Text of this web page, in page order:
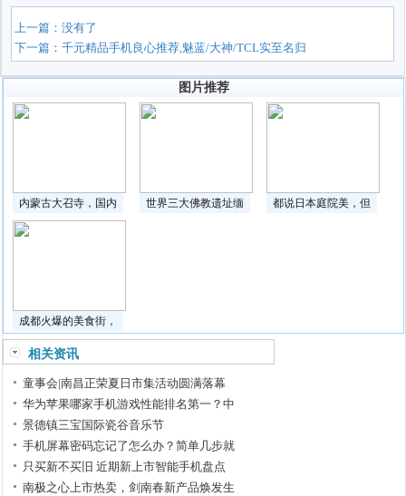
上一篇：没有了
下一篇：千元精品手机良心推荐,魅蓝/大神/TCL实至名归
图片推荐
内蒙古大召寺，国内 世界三大佛教遗址缅 都说日本庭院美，但
成都火爆的美食街，
相关资讯
童事会|南昌正荣夏日市集活动圆满落幕
华为苹果哪家手机游戏性能排名第一？中
景德镇三宝国际瓷谷音乐节
手机屏幕密码忘记了怎么办？简单几步就
只买新不买旧 近期新上市智能手机盘点
南极之心上市热卖，剑南春新产品焕发生